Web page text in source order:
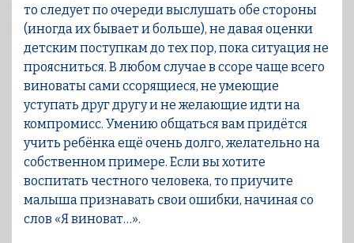
то следует по очереди выслушать обе стороны
(иногда их бывает и больше), не давая оценки
детским поступкам до тех пор, пока ситуация не
проясниться. В любом случае в ссоре чаще всего
виноваты сами ссорящиеся, не умеющие
уступать друг другу и не желающие идти на
компромисс. Умению общаться вам придётся
учить ребёнка ещё очень долго, желательно на
собственном примере. Если вы хотите
воспитать честного человека, то приучите
малыша признавать свои ошибки, начиная со
слов «Я виноват…».